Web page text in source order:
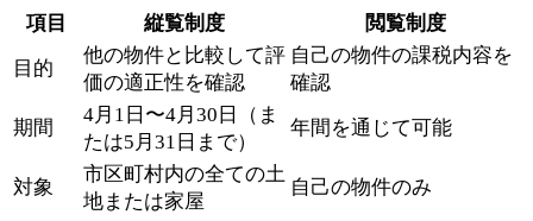
項目 縦覧制度
閲覧制度
目的
他の物件と比較して評
価の適正性を確認
自己の物件の課税内容を
確認
期間
4月1日〜4月30日（ま
たは5月31日まで）
年間を通じて可能
対象
市区町村内の全ての土
地または家屋
自己の物件のみ